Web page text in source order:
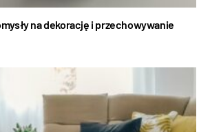
na dekorację i przechowywanie